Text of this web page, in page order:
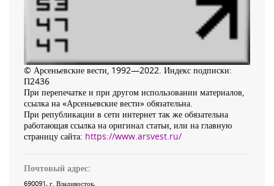
© Арсеньевские вести, 1992—2022. Индекс подписки:
П2436
При перепечатке и при другом использовании материалов,
ссылка на «Арсеньевские вести» обязательна.
При републикации в сети интернет так же обязательна
работающая ссылка на оригинал статьи, или на главную
страницу сайта: https://www.arsvest.ru/
Почтовый адрес:
690091, г. Владивосток,